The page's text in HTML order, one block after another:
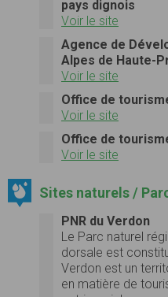
pays dignois
Voir le site
Agence de
Alpes de Haute-
Voir le site
Office de
Voir le site
Office de
Voir le site
Sites naturels /
PNR du Verdon
Le Parc naturel
dorsale est
Verdon est un
en matière de